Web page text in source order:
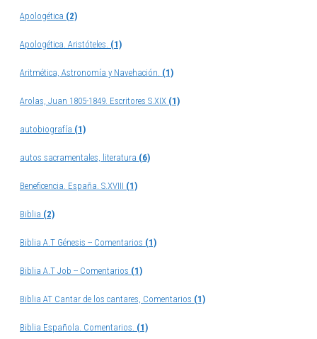
Apologética (2)
Apologética. Aristóteles. (1)
Aritmética, Astronomía y Navehación. (1)
Arolas, Juan 1805-1849. Escritores S.XIX (1)
autobiografía (1)
autos sacramentales, literatura (6)
Beneficencia. España. S.XVIII (1)
Biblia (2)
Biblia A.T Génesis -- Comentarios (1)
Biblia A.T Job -- Comentarios (1)
Biblia AT Cantar de los cantares, Comentarios (1)
Biblia Española. Comentarios. (1)